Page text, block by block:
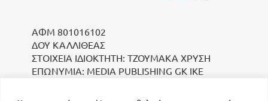
ΑΦΜ 801016102
ΔΟΥ ΚΑΛΛΙΘΕΑΣ
ΣΤΟΙΧΕΙΑ ΙΔΙΟΚΤΗΤΗ: ΤΖΟΥΜΑΚΑ ΧΡΥΣΗ
ΕΠΩΝΥΜΙΑ: MEDIA PUBLISHING GK IKE